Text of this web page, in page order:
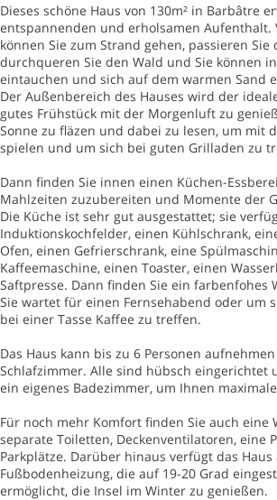
Dieses schöne Haus von 130m² in Barbâtre
entspannenden und erholsamen Aufenthalt.
können Sie zum Strand gehen, passieren Sie
durchqueren Sie den Wald und Sie können
eintauchen und sich auf dem warmen Sand
Der Außenbereich des Hauses wird der
gutes Frühstück mit der Morgenluft zu
Sonne zu fläzen und dabei zu lesen, um mit
spielen und um sich bei guten Grilladen zu
Dann finden Sie innen einen Küchen-
Mahlzeiten zuzubereiten und Momente der
Die Küche ist sehr gut ausgestattet; sie
Induktionskochfelder, einen Kühlschrank,
Ofen, einen Gefrierschrank, eine
Kaffeemaschine, einen Toaster, einen
Saftpresse. Dann finden Sie ein farbenfohes
Sie wartet für einen Fernsehabend oder um
bei einer Tasse Kaffee zu treffen.
Das Haus kann bis zu 6 Personen
Schlafzimmer. Alle sind hübsch eingerichtet
ein eigenes Badezimmer, um Ihnen
Für noch mehr Komfort finden Sie auch eine
separate Toiletten, Deckenventilatoren, eine
Parkplätze. Darüber hinaus verfügt das
Fußbodenheizung, die auf 19-20 Grad
ermöglicht, die Insel im Winter zu genießen.